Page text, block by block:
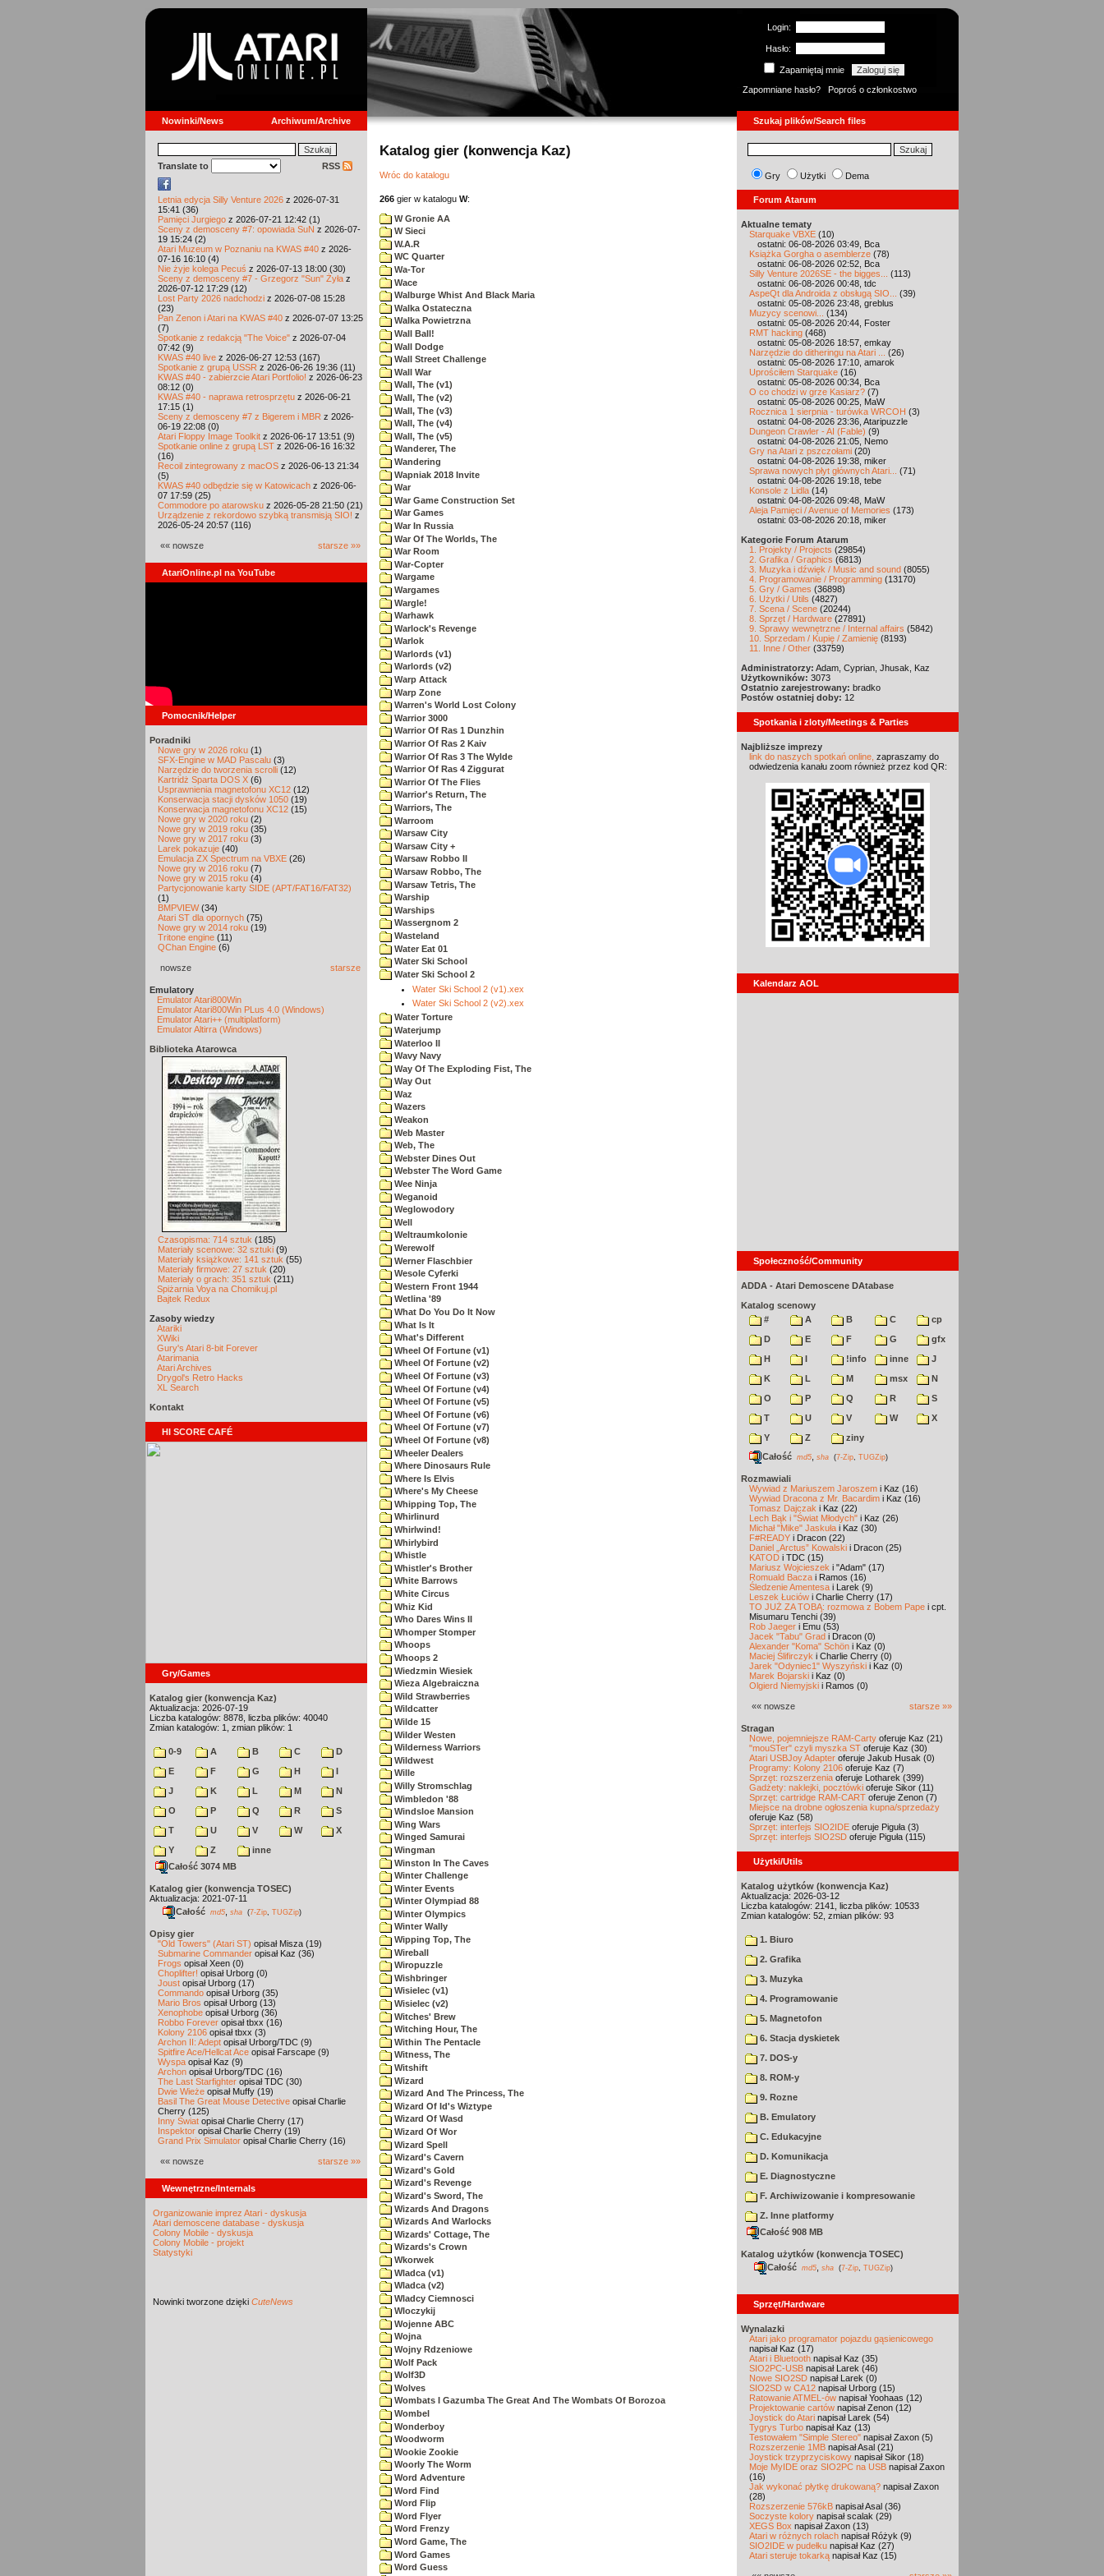
Login:
Hasło:
Zapamiętaj mnie
Zapomniane hasło?
Poproś o członkostwo
Nowinki/News Archiwum/Archive Szukaj plików/Search files
Translate to RSS
Letnia edycja Silly Venture 2026 z 2026-07-31
15:41 (36)
Pamięci Jurgiego z 2026-07-21 12:42 (1)
Sceny z demosceny #7: opowiada SuN z 2026-07-
19 15:24 (2)
Atari Muzeum w Poznaniu na KWAS #40 z 2026-
07-16 16:10 (4)
Nie żyje kolega Pecuś z 2026-07-13 18:00 (30)
Sceny z demosceny #7 - Grzegorz "Sun" Żyła z
2026-07-12 17:29 (12)
Lost Party 2026 nadchodzi z 2026-07-08 15:28
(23)
Pan Zenon i Atari na KWAS #40 z 2026-07-07 13:25
(7)
Spotkanie z redakcją "The Voice" z 2026-07-04
07:42 (9)
KWAS #40 live z 2026-06-27 12:53 (167)
Spotkanie z grupą USSR z 2026-06-26 19:36 (11)
KWAS #40 - zabierzcie Atari Portfolio! z 2026-06-23
08:12 (0)
KWAS #40 - naprawa retrosprzętu z 2026-06-21
17:15 (1)
Sceny z demosceny #7 z Bigerem i MBR z 2026-
06-19 22:08 (0)
Atari Floppy Image Toolkit z 2026-06-17 13:51 (9)
Spotkanie online z grupą LST z 2026-06-16 16:32
(16)
Recoil zintegrowany z macOS z 2026-06-13 21:34
(5)
KWAS #40 odbędzie się w Katowicach z 2026-06-
07 17:59 (25)
Commodore po atarowsku z 2026-05-28 21:50 (21)
Urządzenie z rekordowo szybką transmisją SIO! z
2026-05-24 20:57 (116)
«« nowsze starsze »»
AtariOnline.pl na YouTube
Pomocnik/Helper
Poradniki
Nowe gry w 2026 roku (1)
SFX-Engine w MAD Pascalu (3)
Narzędzie do tworzenia scrolli (12)
Kartridż Sparta DOS X (6)
Usprawnienia magnetofonu XC12 (12)
Konserwacja stacji dysków 1050 (19)
Konserwacja magnetofonu XC12 (15)
Nowe gry w 2020 roku (2)
Nowe gry w 2019 roku (35)
Nowe gry w 2017 roku (3)
Larek pokazuje (40)
Emulacja ZX Spectrum na VBXE (26)
Nowe gry w 2016 roku (7)
Nowe gry w 2015 roku (4)
Partycjonowanie karty SIDE (APT/FAT16/FAT32)
(1)
BMPVIEW(34)
Atari ST dla opornych (75)
Nowe gry w 2014 roku (19)
Tritone engine (11)
QChan Engine (6)
nowsze starsze
Emulatory
Emulator Atari800Win
Emulator Atari800Win PLus 4.0 (Windows)
Emulator Atari++ (multiplatform)
Emulator Altirra (Windows)
Biblioteka Atarowca
Czasopisma: 714 sztuk (185)
Materiały scenowe: 32 sztuki (9)
Materiały książkowe: 141 sztuk (55)
Materiały firmowe: 27 sztuk (20)
Materiały o grach: 351 sztuk (211)
Spiżarnia Voya na Chomikuj.pl
Bajtek Redux
Zasoby wiedzy
Atariki
XWiki
Gury's Atari 8-bit Forever
Atarimania
Atari Archives
Drygol's Retro Hacks
XL Search
Kontakt
HI SCORE CAFÉ
Gry/Games
Katalog gier (konwencja Kaz)
Aktualizacja: 2026-07-19
Liczba katalogów: 8878, liczba plików: 40040
Zmian katalogów: 1, zmian plików: 1
0-9 A B C
D
E
F G H
I
J
K L M
N
O
P Q R
S
T
U V W
X
Y
Z
inne
Całość 3074 MB
Katalog gier (konwencja TOSEC)
Aktualizacja: 2021-07-11
Całość md5 sha (7-Zip TUGZip)
Opisy gier
"Old Towers" (Atari ST) opisał Misza (19)
Submarine Commander opisał Kaz (36)
Frogs opisał Xeen (0)
Choplifter! opisał Urborg (0)
Joust opisał Urborg (17)
Commando opisał Urborg (35)
Mario Bros opisał Urborg (13)
Xenophobe opisał Urborg (36)
Robbo Forever opisał tbxx (16)
Kolony 2106 opisał tbxx (3)
Archon II: Adept opisał Urborg/TDC (9)
Spitfire Ace/Hellcat Ace opisał Farscape (9)
Wyspa opisał Kaz (9)
Archon opisał Urborg/TDC (16)
The Last Starfighter opisał TDC (30)
Dwie Wieże opisał Muffy (19)
Basil The Great Mouse Detective opisał Charlie
Cherry (125)
Inny Świat opisał Charlie Cherry (17)
Inspektor opisał Charlie Cherry (19)
Grand Prix Simulator opisał Charlie Cherry (16)
«« nowsze starsze »»
Wewnętrzne/Internals
Organizowanie imprez Atari - dyskusja
Atari demoscene database - dyskusja
Colony Mobile - dyskusja
Colony Mobile - projekt
Statystyki
Nowinki tworzone dzięki CuteNews
Katalog gier (konwencja Kaz)
Wróc do katalogu
266 gier w katalogu W:
W Gronie AA
W Sieci
W.A.R
WC Quarter
Wa-Tor
Wace
Walburge Whist And Black Maria
Walka Ostateczna
Walka Powietrzna
Wall Ball!
Wall Dodge
Wall Street Challenge
Wall War
Wall, The (v1)
Wall, The (v2)
Wall, The (v3)
Wall, The (v4)
Wall, The (v5)
Wanderer, The
Wandering
Wapniak 2018 Invite
War
War Game Construction Set
War Games
War In Russia
War Of The Worlds, The
War Room
War-Copter
Wargame
Wargames
Wargle!
Warhawk
Warlock's Revenge
Warlok
Warlords (v1)
Warlords (v2)
Warp Attack
Warp Zone
Warren's World Lost Colony
Warrior 3000
Warrior Of Ras 1 Dunzhin
Warrior Of Ras 2 Kaiv
Warrior Of Ras 3 The Wylde
Warrior Of Ras 4 Ziggurat
Warrior Of The Flies
Warrior's Return, The
Warriors, The
Warroom
Warsaw City
Warsaw City +
Warsaw Robbo II
Warsaw Robbo, The
Warsaw Tetris, The
Warship
Warships
Wassergnom 2
Wasteland
Water Eat 01
Water Ski School
Water Ski School 2
Water Ski School 2 (v1).xex
Water Ski School 2 (v2).xex
Water Torture
Waterjump
Waterloo II
Wavy Navy
Way Of The Exploding Fist, The
Way Out
Waz
Wazers
Weakon
Web Master
Web, The
Webster Dines Out
Webster The Word Game
Wee Ninja
Weganoid
Weglowodory
Well
Weltraumkolonie
Werewolf
Werner Flaschbier
Wesole Cyferki
Western Front 1944
Wetlina '89
What Do You Do It Now
What Is It
What's Different
Wheel Of Fortune (v1)
Wheel Of Fortune (v2)
Wheel Of Fortune (v3)
Wheel Of Fortune (v4)
Wheel Of Fortune (v5)
Wheel Of Fortune (v6)
Wheel Of Fortune (v7)
Wheel Of Fortune (v8)
Wheeler Dealers
Where Dinosaurs Rule
Where Is Elvis
Where's My Cheese
Whipping Top, The
Whirlinurd
Whirlwind!
Whirlybird
Whistle
Whistler's Brother
White Barrows
White Circus
Whiz Kid
Who Dares Wins II
Whomper Stomper
Whoops
Whoops 2
Wiedzmin Wiesiek
Wieza Algebraiczna
Wild Strawberries
Wildcatter
Wilde 15
Wilder Westen
Wilderness Warriors
Wildwest
Wille
Willy Stromschlag
Wimbledon '88
Windsloe Mansion
Wing Wars
Winged Samurai
Wingman
Winston In The Caves
Winter Challenge
Winter Events
Winter Olympiad 88
Winter Olympics
Winter Wally
Wipping Top, The
Wireball
Wiropuzzle
Wishbringer
Wisielec (v1)
Wisielec (v2)
Witches' Brew
Witching Hour, The
Within The Pentacle
Witness, The
Witshift
Wizard
Wizard And The Princess, The
Wizard Of Id's Wiztype
Wizard Of Wasd
Wizard Of Wor
Wizard Spell
Wizard's Cavern
Wizard's Gold
Wizard's Revenge
Wizard's Sword, The
Wizards And Dragons
Wizards And Warlocks
Wizards' Cottage, The
Wizards's Crown
Wkorwek
Wladca (v1)
Wladca (v2)
Wladcy Ciemnosci
Wloczykij
Wojenne ABC
Wojna
Wojny Rdzeniowe
Wolf Pack
Wolf3D
Wolves
Wombats I Gazumba The Great And The Wombats Of Borozoa
Wombel
Wonderboy
Woodworm
Wookie Zookie
Woorly The Worm
Word Adventure
Word Find
Word Flip
Word Flyer
Word Frenzy
Word Game, The
Word Games
Word Guess
Gry Użytki Dema
Forum Atarum
Aktualne tematy
Starquake VBXE (10)
ostatni: 06-08-2026 03:49, Bca
Książka Gorgha o asemblerze (78)
ostatni: 06-08-2026 02:52, Bca
Silly Venture 2026SE - the bigges...
(113)
ostatni: 06-08-2026 00:48, tdc
AspeQt dla Androida z obsługą SIO...
(39)
ostatni: 05-08-2026 23:48, greblus
Muzycy scenowi...
(134)
ostatni: 05-08-2026 20:44, Foster
RMT hacking (468)
ostatni: 05-08-2026 18:57, emkay
Narzędzie do ditheringu na Atari ...
(26)
ostatni: 05-08-2026 17:10, amarok
Uprościłem Starquake (16)
ostatni: 05-08-2026 00:34, Bca
O co chodzi w grze Kasiarz? (7)
ostatni: 05-08-2026 00:25, MaW
Rocznica 1 sierpnia - turówka WRCOH (3)
ostatni: 04-08-2026 23:36, Ataripuzzle
Dungeon Crawler - AI (Fable) (9)
ostatni: 04-08-2026 21:05, Nemo
Gry na Atari z pszczołami (20)
ostatni: 04-08-2026 19:38, miker
Sprawa nowych płyt głównych Atari...
(71)
ostatni: 04-08-2026 19:18, tebe
Konsole z Lidla (14)
ostatni: 04-08-2026 09:48, MaW
Aleja Pamięci / Avenue of Memories (173)
ostatni: 03-08-2026 20:18, miker
Kategorie Forum Atarum
1. Projekty / Projects (29854)
2. Grafika / Graphics (6813)
3. Muzyka i dźwięk / Music and sound (8055)
4. Programowanie / Programming (13170)
5. Gry / Games (36898)
6. Użytki / Utils (4827)
7. Scena / Scene (20244)
8. Sprzęt / Hardware (27891)
9. Sprawy wewnętrzne / Internal affairs (5842)
10. Sprzedam / Kupię / Zamienię (8193)
11. Inne / Other (33759)
Administratorzy: Adam, Cyprian, Jhusak, Kaz
Użytkowników: 3073
Ostatnio zarejestrowany: bradko
Postów ostatniej doby: 12
Spotkania i zloty/Meetings & Parties
Najbliższe imprezy
link do naszych spotkań online, zapraszamy do
odwiedzenia kanału zoom również przez kod QR:
Kalendarz AOL
Społeczność/Community
ADDA - Atari Demoscene DAtabase
Katalog scenowy
#
A B C
cp
D
E F G
gfx
H
I !info inne
J
K
L M msx
N
O
P Q R
S
T
U V W
X
Y
Z
ziny
Całość md5 sha (7-Zip TUGZip)
Rozmawiali
Wywiad z Mariuszem Jaroszem i Kaz (16)
Wywiad Dracona z Mr. Bacardim i Kaz (16)
Tomasz Dajczak i Kaz (22)
Lech Bąk i "Świat Młodych" i Kaz (26)
Michał "Mike" Jaskuła i Kaz (30)
F#READY i Dracon (22)
Daniel „Arctus” Kowalski i Dracon (25)
KATOD i TDC (15)
Mariusz Wojcieszek i "Adam" (17)
Romuald Bacza i Ramos (16)
Śledzenie Amentesa i Larek (9)
Leszek Łuciów i Charlie Cherry (17)
TO JUŻ ZA TOBĄ: rozmowa z Bobem Pape i cpt.
Misumaru Tenchi (39)
Rob Jaeger i Emu (53)
Jacek "Tabu" Grad i Dracon (0)
Alexander "Koma" Schön i Kaz (0)
Maciej Ślifirczyk i Charlie Cherry (0)
Jarek "Odyniec1" Wyszyński i Kaz (0)
Marek Bojarski i Kaz (0)
Olgierd Niemyjski i Ramos (0)
«« nowsze starsze »»
Stragan
Nowe, pojemniejsze RAM-Carty oferuje Kaz (21)
"mouSTer" czyli myszka ST oferuje Kaz (30)
Atari USBJoy Adapter oferuje Jakub Husak (0)
Programy: Kolony 2106 oferuje Kaz (7)
Sprzęt: rozszerzenia oferuje Lotharek (399)
Gadżety: naklejki, pocztówki oferuje Sikor (11)
Sprzęt: cartridge RAM-CART oferuje Zenon (7)
Miejsce na drobne ogłoszenia kupna/sprzedaży
oferuje Kaz (58)
Sprzęt: interfejs SIO2IDE oferuje Piguła (3)
Sprzęt: interfejs SIO2SD oferuje Piguła (115)
Użytki/Utils
Katalog użytków (konwencja Kaz)
Aktualizacja: 2026-03-12
Liczba katalogów: 2141, liczba plików: 10533
Zmian katalogów: 52, zmian plików: 93
1. Biuro
2. Grafika
3. Muzyka
4. Programowanie
5. Magnetofon
6. Stacja dyskietek
7. DOS-y
8. ROM-y
9. Rozne
B. Emulatory
C. Edukacyjne
D. Komunikacja
E. Diagnostyczne
F. Archiwizowanie i kompresowanie
Z. Inne platformy
Całość 908 MB
Katalog użytków (konwencja TOSEC)
Całość md5 sha (7-Zip TUGZip)
Sprzęt/Hardware
Wynalazki
Atari jako programator pojazdu gąsienicowego
napisał Kaz (17)
Atari i Bluetooth napisał Kaz (35)
SIO2PC-USB napisał Larek (46)
Nowe SIO2SD napisał Larek (0)
SIO2SD w CA12 napisał Urborg (15)
Ratowanie ATMEL-ów napisał Yoohaas (12)
Projektowanie cartów napisał Zenon (12)
Joystick do Atari napisał Larek (54)
Tygrys Turbo napisał Kaz (13)
Testowałem "Simple Stereo" napisał Zaxon (5)
Rozszerzenie 1MB napisał Asal (21)
Joystick trzyprzyciskowy napisał Sikor (18)
Moje MyIDE oraz SIO2PC na USB napisał Zaxon
(16)
Jak wykonać płytkę drukowaną? napisał Zaxon
(28)
Rozszerzenie 576kB napisał Asal (36)
Soczyste kolory napisał scalak (29)
XEGS Box napisał Zaxon (13)
Atari w różnych rolach napisał Różyk (9)
SIO2IDE w pudełku napisał Kaz (27)
Atari steruje tokarką napisał Kaz (15)